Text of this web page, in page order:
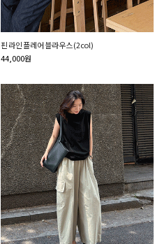
핀 라인 플레어 블라우스 (2col)
44,000원